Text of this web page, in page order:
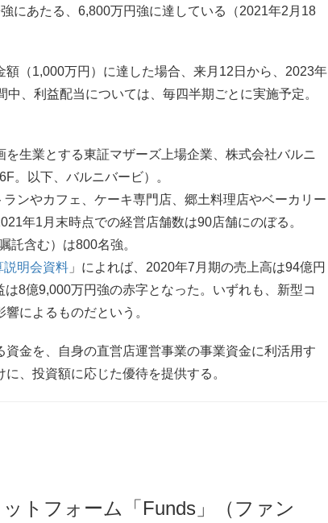
にあたる、6,800万円強に達している（2021年2月18
（1,000万円）に達した場合、来月12日から、2023年
、利益配当については、毎四半期ごとに実施予定。
生業とする東証マザーズ上場企業、株式会社バルニ
。以下、バルニバービ）。
ンやカフェ、ケーキ専門店、郷土料理店やベーカリー
年1月末時点での経営店舗数は90店舗にのぼる。
託含む）は800名強。
説明会資料 」によれば、2020年7月期の売上高は94億円
8億9,000万円強の赤字となった。いずれも、新型コ
によるものだという。
金を、自身の直営店運営事業の事業資金に利活用す
、投資額に応じた優待を提供する。
トフォーム「Funds」（ファン